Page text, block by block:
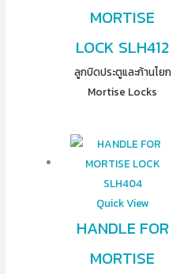
MORTISE
LOCK SLH412
ลูกบิดประตูและก้านโยก
Mortise Locks
Quick View
HANDLE FOR
MORTISE